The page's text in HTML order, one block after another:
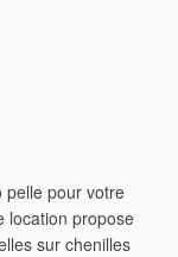
pelle pour votre
location propose
sur chenilles